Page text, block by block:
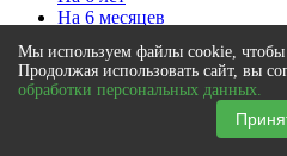
На 6 месяцев
На 8 лет
На 9 лет
Мы используем файлы cookie, чтобы
Продолжая использовать сайт, вы
обработки персональных данных.